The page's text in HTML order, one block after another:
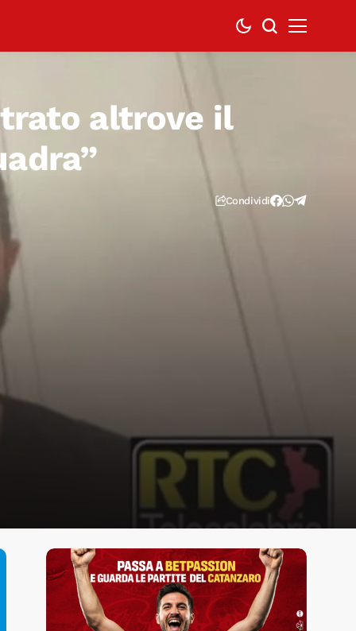
altrove il
Condividi